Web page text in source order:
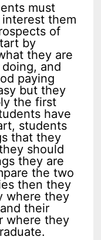
must
them
of
by
they are
and
paying
but they
the first
have
students
that they
should
they are
the two
then they
where they
their
where they